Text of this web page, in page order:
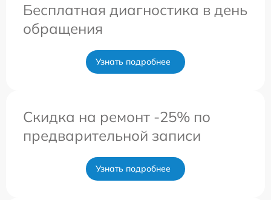
Бесплатная диагностика в день
обращения
Узнать подробнее
Скидка на ремонт -25% по
предварительной записи
Узнать подробнее